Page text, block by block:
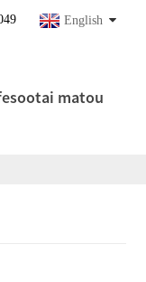
English
matou